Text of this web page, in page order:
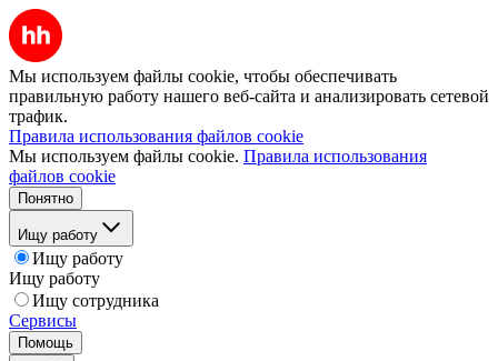
Мы используем файлы cookie, чтобы обеспечивать
правильную работу нашего веб-сайта и анализировать сетевой
трафик.
Правила использования файлов cookie
Мы используем файлы cookie. Правила использования
файлов cookie
Понятно
Ищу работу
Ищу работу
Ищу работу
Ищу сотрудника
Сервисы
Помощь